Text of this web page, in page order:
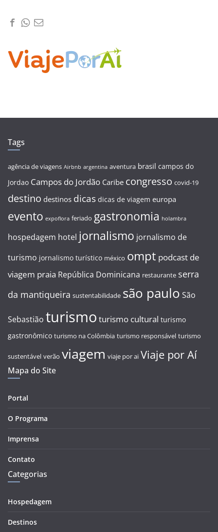
Tags
agência de viagens Airbnb argentina aventura brasil campos do
Jordao Campos do Jordão Caribe congresso covid-19
destino destinos dicas dicas de viagem europa
evento expoflora feriado gastronomia holambra
hospedagem hotel jornalismo jornalismo de
turismo jornalismo turístico méxico ompt podcast de
viagem praia República Dominicana restaurante serra
da mantiqueira sustentabilidade são paulo São
Sebastião turismo turismo cultural turismo
gastronômico turismo na Colômbia turismo responsável turismo
sustentável verão viagem viaje por ai Viaje por Aí
Mapa do Site
Portal
O Programa
Imprensa
Contato
Categorias
Hospedagem
Destinos